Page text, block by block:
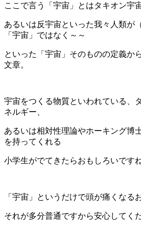
ここで言う「宇宙」とはタキオン宇
あるいは反宇宙といった我々人類が
「宇宙」ではなく～～
といった「宇宙」そのものの定義か
文章。
宇宙をつくる物質といわれている、
ネルギー、
あるいは相対性理論やホーキング博
を持ってくれる
小学生がでてきたらおもしろいですね
「宇宙」というだけで頭が痛くなる
それが多分普通ですから安心してく